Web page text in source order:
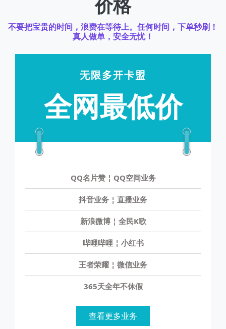
价格
不要把宝贵的时间，浪费在等待上。任何时间，下单秒刷！
真人做单，安全无忧！
无限多开卡盟
全网最低价
QQ名片赞 ¦ QQ空间业务
抖音业务 ¦ 直播业务
新浪微博 ¦ 全民K歌
哔哩哔哩 ¦ 小红书
王者荣耀 ¦ 微信业务
365天全年不休假
查看更多业务